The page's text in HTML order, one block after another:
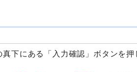
下にある「入力確認」ボタンを